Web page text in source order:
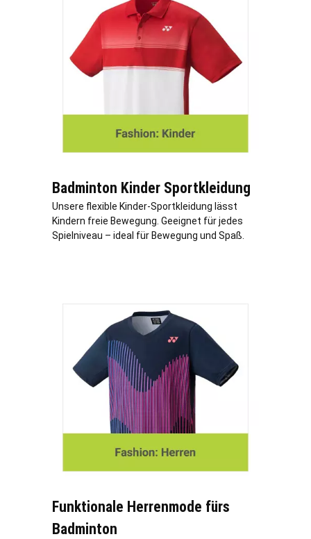
Badminton Kinder Sportkleidung
Unsere flexible Kinder-Sportkleidung lässt
Kindern freie Bewegung. Geeignet für jedes
Spielniveau – ideal für Bewegung und Spaß.
Funktionale Herrenmode fürs
Badminton